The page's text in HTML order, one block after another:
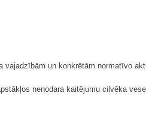
un konkrētām normatīvo
nenodara kaitējumu cilvēka